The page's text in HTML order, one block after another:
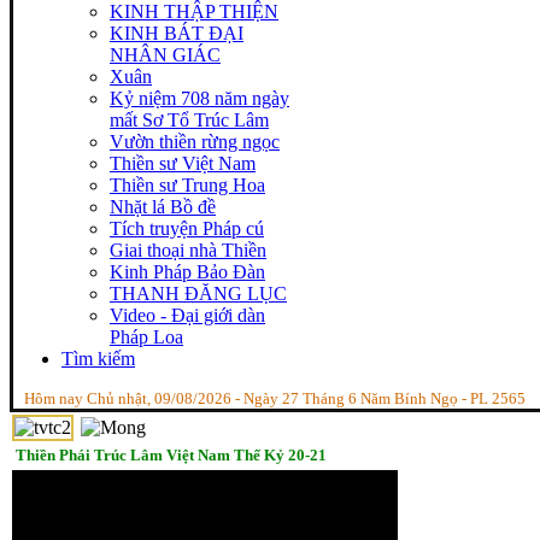
KINH THẬP THIỆN
KINH BÁT ĐẠI
NHÂN GIÁC
Xuân
Kỷ niệm 708 năm ngày
mất Sơ Tổ Trúc Lâm
Vườn thiền rừng ngọc
Thiền sư Việt Nam
Thiền sư Trung Hoa
Nhặt lá Bồ đề
Tích truyện Pháp cú
Giai thoại nhà Thiền
Kinh Pháp Bảo Đàn
THANH ĐĂNG LỤC
Video - Đại giới dàn
Pháp Loa
Tìm kiếm
Hôm nay Chủ nhật, 09/08/2026 - Ngày 27 Tháng 6 Năm Bính Ngọ - PL 2565
Thiền Phái Trúc Lâm Việt Nam Thế Kỷ 20-21